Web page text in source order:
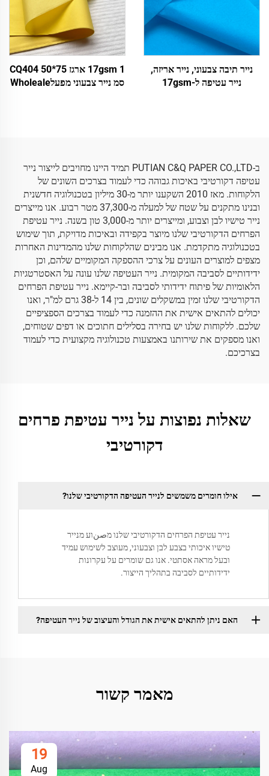
נייר תיבה צבעוני, נייר אריזה,
נייר עטיפה ל-17gsm
17gsm 1 ארגז CQ404 50*75
סמ נייר צבעוני מפעלWholeale
ב-PUTIAN C&Q PAPER CO.,LTD תמיד היינו מחויבים לייצור נייר
עטיפה דקורטיבי באיכות גבוהה כדי לעמוד בצרכים השונים של
הלקוחות. מאז 2010 השקענו יותר מ-30 מיליון בטכנולוגיה חדשנית
ובנינו מתקנים על שטח של למעלה מ-37,300 מטר רבוע. אנו מייצרים
נייר טישיו לבן וצבוע, ומייצרים יותר מ-3,000 טון בשנה. נייר עטיפת
הפרחים הדקורטיבי שלנו מיוצר בקפידה ובאיכות מדויקת, תוך שימוש
בטכנולוגיה מתקדמת. אנו מבינים שהלקוחות שלנו מהמדינות האחרות
מצפים למוצרים העונים על צרכי ההספקה המקומיים שלהם, וכן
ידידותיים לסביבה המקומית. נייר העטיפה שלנו עונה על האסטרטגיות
הלאומיות של פיתוח ידידותי לסביבה ובר-קיימא. נייר עטיפת הפרחים
הדקורטיבי שלנו זמין במשקלים שונים, בין 14 ל-38 גרם למ"ר, ואנו
יכולים להתאים אישית את ההזמנה כדי לעמוד בצרכים הספציפיים
שלכם. ללקוחות שלנו יש בחירה בסלילים חתוכים או דפים שטוחים,
ואנו מספקים את שירותנו באמצעות טכנולוגיה מקצועית כדי לעמוד
בצרכיכם.
שאלות נפוצות על נייר עטיפת פרחים
דקורטיבי
אילו חומרים משמשים לנייר העטיפה הדקורטיבי שלנו?
נייר עטיפת הפרחים הדקורטיבי שלנו מصنוע מנייר
טישיו איכותי בצבע לבן וצבעוני, מעוצב לשימוש עמיד
ובעל מראה אסתטי. אנו גם שומרים על עקרונות
ידידותיים לסביבה בתהליך הייצור.
האם ניתן להתאים אישית את הגודל והעיצוב של נייר העטיפה?
מאמר קשור
19
Aug